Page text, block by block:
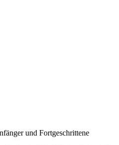
und Fortgeschrittene